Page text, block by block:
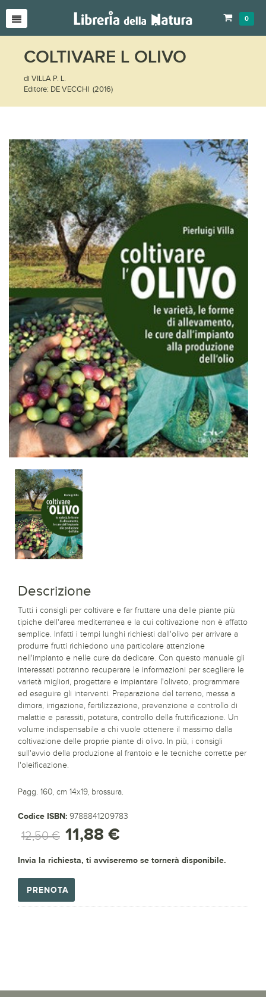
0
COLTIVARE L OLIVO
di VILLA P. L.
Editore: DE VECCHI (2016)
Descrizione
Tutti i consigli per coltivare e far fruttare una delle piante più
tipiche dell'area mediterranea e la cui coltivazione non è affatto
semplice. Infatti i tempi lunghi richiesti dall'olivo per arrivare a
produrre frutti richiedono una particolare attenzione
nell'impianto e nelle cure da dedicare. Con questo manuale gli
interessati potranno recuperare le informazioni per scegliere le
varietà migliori, progettare e impiantare l'oliveto, programmare
ed eseguire gli interventi. Preparazione del terreno, messa a
dimora, irrigazione, fertilizzazione, prevenzione e controllo di
malattie e parassiti, potatura, controllo della fruttificazione. Un
volume indispensabile a chi vuole ottenere il massimo dalla
coltivazione delle proprie piante di olivo. In più, i consigli
sull'avvio della produzione al frantoio e le tecniche corrette per
l'oleificazione.
Pagg. 160, cm 14x19, brossura.
Codice ISBN: 9788841209783
12,50 € 11,88 €
Invia la richiesta, ti avviseremo se tornerà disponibile.
PRENOTA